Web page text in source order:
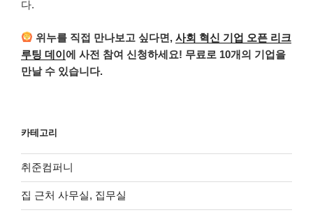
다.
위누를 직접 만나보고 싶다면,사회 혁신 기업 오픈 리크
루팅 데이에 사전 참여 신청하세요! 무료로 10개의 기업을
만날 수 있습니다.
카테고리
취준컴퍼니
집 근처 사무실, 집무실